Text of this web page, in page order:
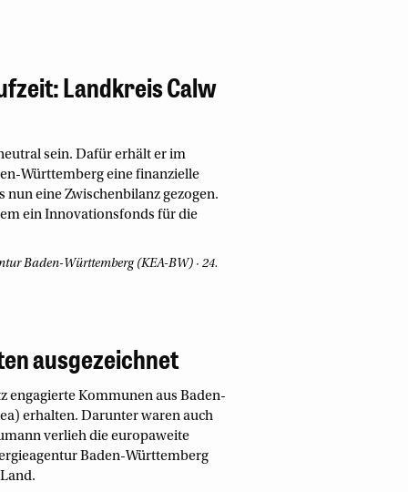
Landkreis Calw
sein. Dafür erhält er im
Württemberg eine finanzielle
nun eine Zwischenbilanz gezogen.
ein Innovationsfonds für die
Baden-Württemberg (KEA-BW) 24.
ausgezeichnet
engagierte Kommunen aus Baden-
erhalten. Darunter waren auch
verlieh die europaweite
Baden-Württemberg